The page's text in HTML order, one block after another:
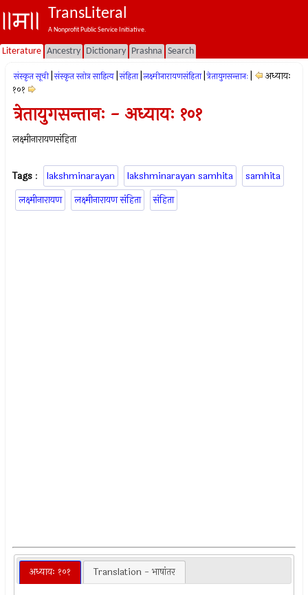
TransLiteral
A Nonprofit Public Service Initiative.
Literature Ancestry Dictionary Prashna Search
संस्कृत सूची संस्कृत स्तोत्र साहित्य संहिता लक्ष्मीनारायणसंहिता त्रेतायुगसन्तानः
अध्यायः
१०१
त्रेतायुगसन्तानः - अध्यायः १०१
लक्ष्मीनारायणसंहिता
Tags : lakshminarayan lakshminarayan samhita
samhita
लक्ष्मीनारायण
लक्ष्मीनारायण संहिता संहिता
अध्यायः १०१ Translation - भाषांतर